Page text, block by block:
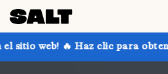
clic para obtener más información.